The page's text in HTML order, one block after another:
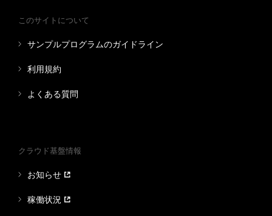
このサイトについて
サンプルプログラムのガイドライン
利用規約
よくある質問
クラウド基盤情報
お知らせ
稼働状況